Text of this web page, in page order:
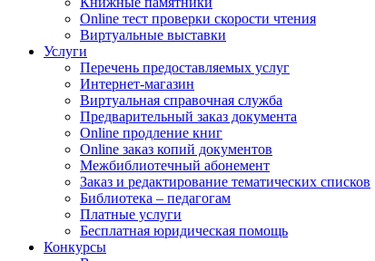
Online тест проверки скорости чтения
Виртуальные выставки
Услуги
Перечень предоставляемых услуг
Интернет-магазин
Виртуальная справочная служба
Предварительный заказ документа
Online продление книг
Online заказ копий документов
Межбиблиотечный абонемент
Заказ и редактирование тематических списков
Библиотека – педагогам
Платные услуги
Бесплатная юридическая помощь
Конкурсы